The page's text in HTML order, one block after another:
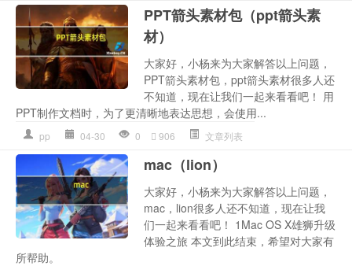
PPT箭头素材包（ppt箭头素
材）
大家好，小杨来为大家解答以上问题，
PPT箭头素材包，ppt箭头素材很多人还
不知道，现在让我们一起来看看吧！ 用
PPT制作文档时，为了更清晰地表达思想，会使用...
pp 04-30 0 906 文章列表
mac（lion）
大家好，小杨来为大家解答以上问题，
mac，lion很多人还不知道，现在让我
们一起来看看吧！ 1Mac OS X雄狮升级
体验之旅 本文到此结束，希望对大家有
所帮助。